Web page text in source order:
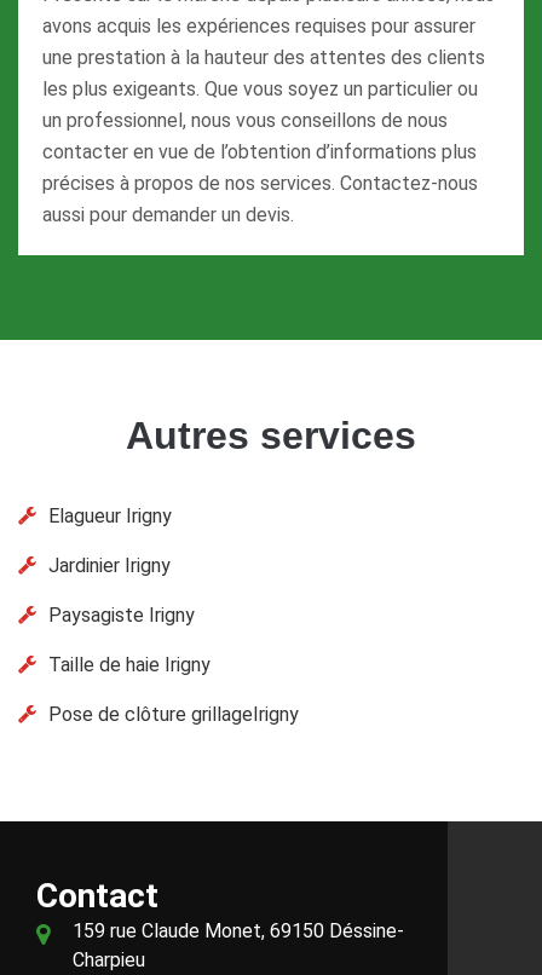
avons acquis les expériences requises pour assurer
une prestation à la hauteur des attentes des clients
les plus exigeants. Que vous soyez un particulier ou
un professionnel, nous vous conseillons de nous
contacter en vue de l’obtention d’informations plus
précises à propos de nos services. Contactez-nous
aussi pour demander un devis.
Autres services
Elagueur Irigny
Jardinier Irigny
Paysagiste Irigny
Taille de haie Irigny
Pose de clôture grillageIrigny
Contact
159 rue Claude Monet, 69150 Déssine-
Charpieu